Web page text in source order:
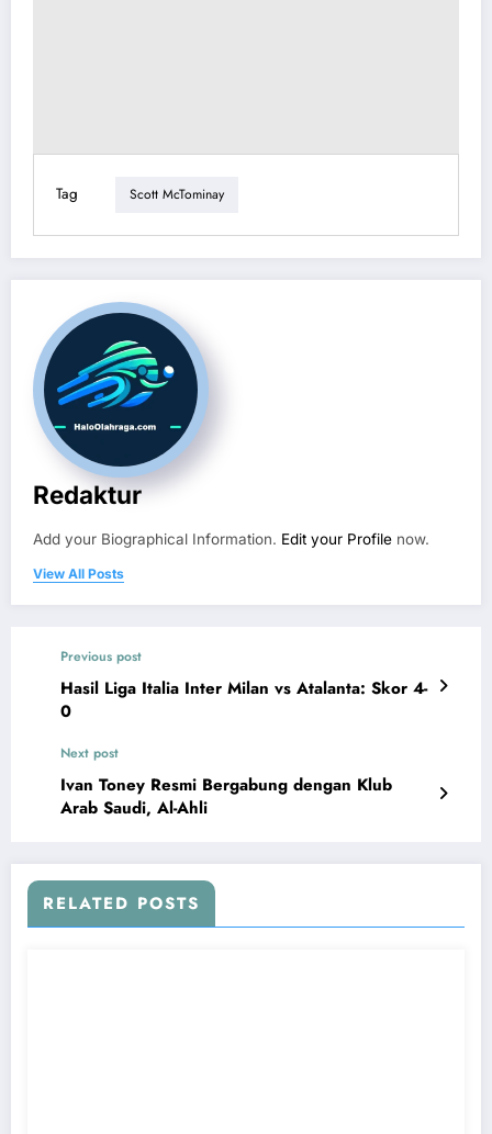
Tag Scott McTominay
Redaktur
Add your Biographical Information. Edit your Profile now.
View All Posts
Previous post
Hasil Liga Italia Inter Milan vs Atalanta: Skor 4-
0
Next post
Ivan Toney Resmi Bergabung dengan Klub
Arab Saudi, Al-Ahli
RELATED POSTS